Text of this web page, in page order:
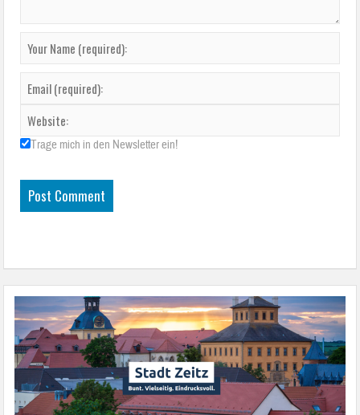
Trage mich in den Newsletter ein!